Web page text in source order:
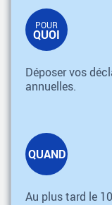
POUR
QUOI
Déposer vos
annuelles.
QUAND
Au plus tard le